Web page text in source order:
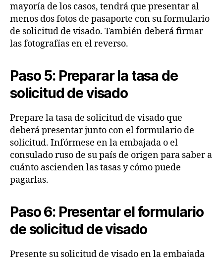
mayoría de los casos, tendrá que presentar al
menos dos fotos de pasaporte con su formulario
de solicitud de visado. También deberá firmar
las fotografías en el reverso.
Paso 5: Preparar la tasa de
solicitud de visado
Prepare la tasa de solicitud de visado que
deberá presentar junto con el formulario de
solicitud. Infórmese en la embajada o el
consulado ruso de su país de origen para saber a
cuánto ascienden las tasas y cómo puede
pagarlas.
Paso 6: Presentar el formulario
de solicitud de visado
Presente su solicitud de visado en la embajada